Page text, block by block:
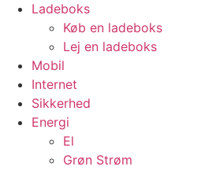
Ladeboks
Køb en ladeboks
Lej en ladeboks
Mobil
Internet
Sikkerhed
Energi
El
Grøn Strøm